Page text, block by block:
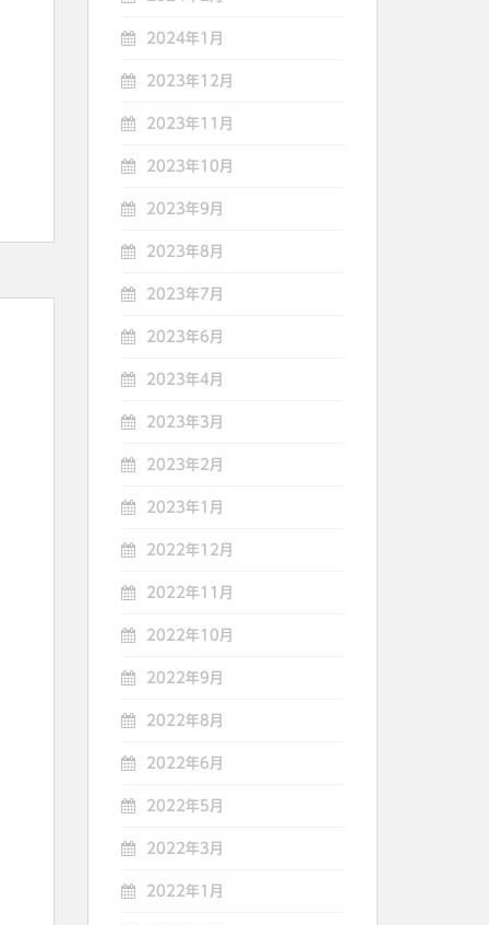
2024年1月
2023年12月
2023年11月
2023年10月
2023年9月
2023年8月
2023年7月
2023年6月
2023年4月
2023年3月
2023年2月
2023年1月
2022年12月
2022年11月
2022年10月
2022年9月
2022年8月
2022年6月
2022年5月
2022年3月
2022年1月